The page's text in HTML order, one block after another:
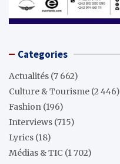
Categories
Actualités (7 662)
Culture & Tourisme (2 446)
Fashion (196)
Interviews (715)
Lyrics (18)
Médias & TIC (1 702)